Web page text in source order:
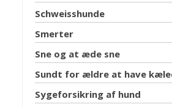
Schweisshunde
Smerter
Sne og at æde sne
Sundt for ældre at have
Sygeforsikring af hund